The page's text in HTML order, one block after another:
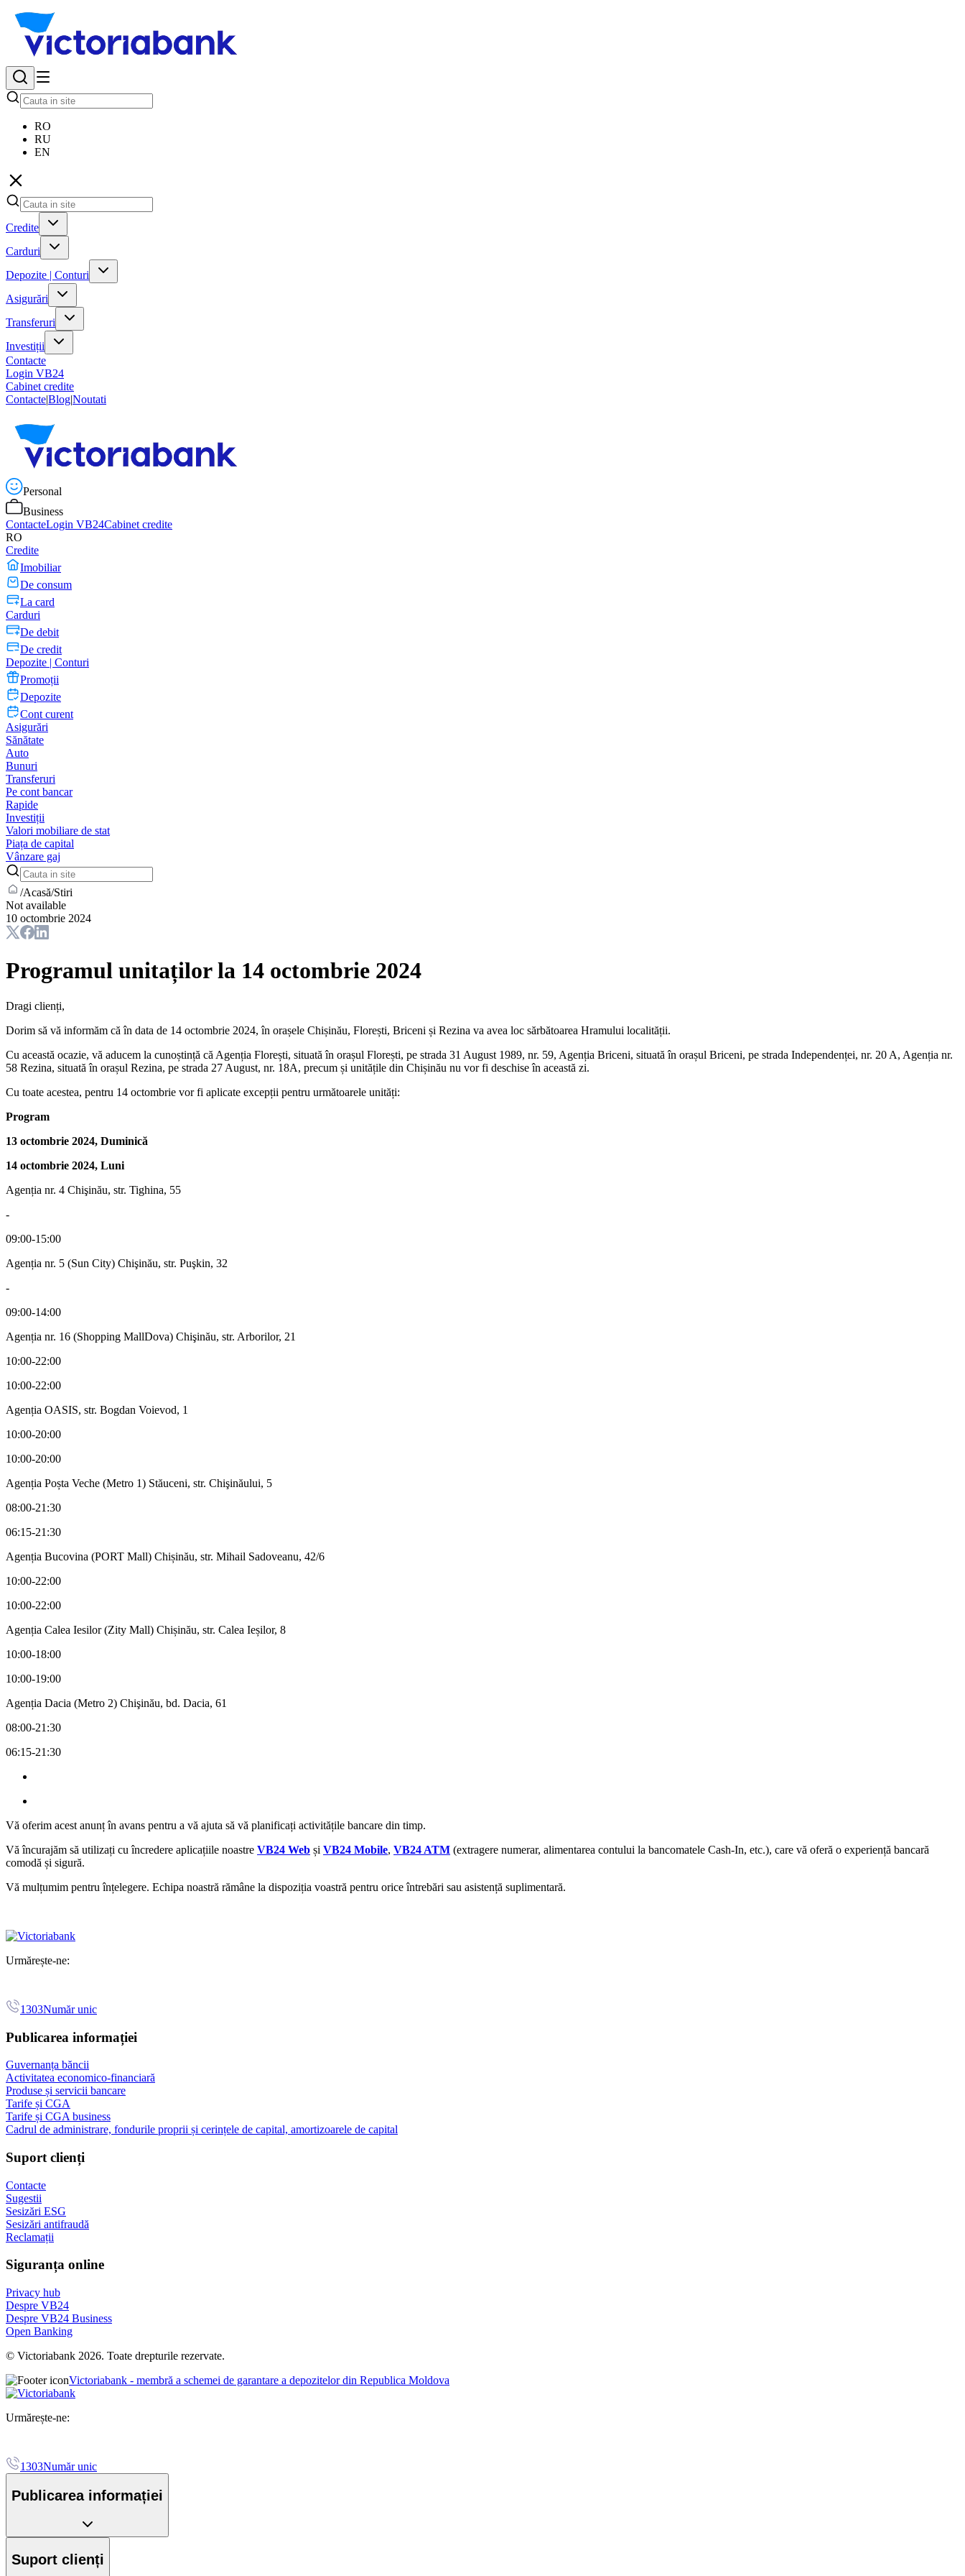
RO
RU
EN
Credite
Carduri
Depozite | Conturi
Asigurări
Transferuri
Investiții
Contacte
Login VB24
Cabinet credite
Contacte|Blog|Noutati
Personal
Business
ContacteLogin VB24Cabinet credite
RO
Credite
Imobiliar
De consum
La card
Carduri
De debit
De credit
Depozite | Conturi
Promoții
Depozite
Cont curent
Asigurări
Sănătate
Auto
Bunuri
Transferuri
Pe cont bancar
Rapide
Investiții
Valori mobiliare de stat
Piața de capital
Vânzare gaj
/Acasă/Stiri
Not available
10 octombrie 2024
Programul unitaților la 14 octombrie 2024
Dragi clienți,
Dorim să vă informăm că în data de 14 octombrie 2024, în orașele Chișinău, Florești, Briceni și Rezina va avea loc sărbătoarea Hramului localității.
Cu această ocazie, vă aducem la cunoștință că Agenția Florești, situată în orașul Florești, pe strada 31 August 1989, nr. 59, Agenția Briceni, situată în orașul Briceni, pe strada Independenței, nr. 20 A, Agenția nr.
58 Rezina, situată în orașul Rezina, pe strada 27 August, nr. 18A, precum și unitățile din Chișinău nu vor fi deschise în această zi.
Cu toate acestea, pentru 14 octombrie vor fi aplicate excepții pentru următoarele unități:
Program
13 octombrie 2024, Duminică
14 octombrie 2024, Luni
Agenția nr. 4 Chişinău, str. Tighina, 55
-
09:00-15:00
Agenția nr. 5 (Sun City) Chişinău, str. Puşkin, 32
-
09:00-14:00
Agenția nr. 16 (Shopping MallDova) Chişinău, str. Arborilor, 21
10:00-22:00
10:00-22:00
Agenția OASIS, str. Bogdan Voievod, 1
10:00-20:00
10:00-20:00
Agenția Poșta Veche (Metro 1) Stăuceni, str. Chişinăului, 5
08:00-21:30
06:15-21:30
Agenția Bucovina (PORT Mall) Chișinău, str. Mihail Sadoveanu, 42/6
10:00-22:00
10:00-22:00
Agenția Calea Iesilor (Zity Mall) Chișinău, str. Calea Ieșilor, 8
10:00-18:00
10:00-19:00
Agenția Dacia (Metro 2) Chişinău, bd. Dacia, 61
08:00-21:30
06:15-21:30
Vă oferim acest anunț în avans pentru a vă ajuta să vă planificați activitățile bancare din timp.
Vă încurajăm să utilizați cu încredere aplicațiile noastre VB24 Web și VB24 Mobile, VB24 ATM (extragere numerar, alimentarea contului la bancomatele Cash-In, etc.), care vă oferă o experiență bancară
comodă și sigură.
Vă mulțumim pentru înțelegere. Echipa noastră rămâne la dispoziția voastră pentru orice întrebări sau asistență suplimentară.
Urmărește-ne:
1303Număr unic
Publicarea informației
Guvernanța băncii
Activitatea economico-financiară
Produse și servicii bancare
Tarife și CGA
Tarife și CGA business
Cadrul de administrare, fondurile proprii și cerințele de capital, amortizoarele de capital
Suport clienți
Contacte
Sugestii
Sesizări ESG
Sesizări antifraudă
Reclamații
Siguranța online
Privacy hub
Despre VB24
Despre VB24 Business
Open Banking
© Victoriabank 2026. Toate drepturile rezervate.
Victoriabank - membră a schemei de garantare a depozitelor din Republica Moldova
Urmărește-ne:
1303Număr unic
Publicarea informației
Suport clienți